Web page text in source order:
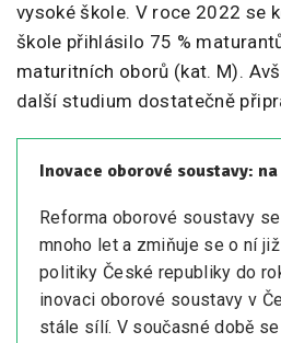
vysoké škole. V roce 2022 se
škole přihlásilo 75 %
maturitních oborů (kat. M).
další studium dostatečně
Inovace oborové soustavy:
Reforma oborové soustavy
mnoho let a zmiňuje se o ní
politiky České republiky do
inovaci oborové soustavy v
stále sílí. V současné době